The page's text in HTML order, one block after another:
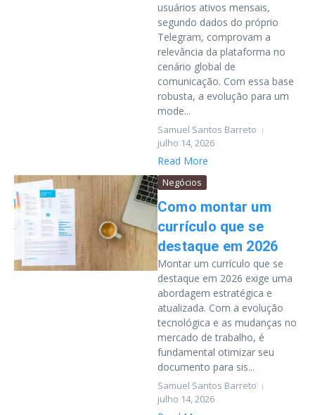
usuários ativos mensais,
segundo dados do próprio
Telegram, comprovam a
relevância da plataforma no
cenário global de
comunicação. Com essa base
robusta, a evolução para um
mode...
Samuel Santos Barreto
julho 14, 2026
Read More
Negócios
Como montar um
currículo que se
destaque em 2026
Montar um currículo que se
destaque em 2026 exige uma
abordagem estratégica e
atualizada. Com a evolução
tecnológica e as mudanças no
mercado de trabalho, é
fundamental otimizar seu
documento para sis...
Samuel Santos Barreto
julho 14, 2026